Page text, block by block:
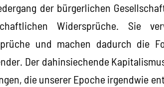
der bürgerlichen
Widersprüche. Sie
und machen dadurch die
Der dahinsiechende
die unserer Epoche irgendwie